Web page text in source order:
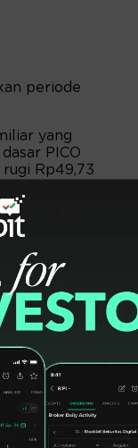
periode
yang
PICO
Rp49,73
atau